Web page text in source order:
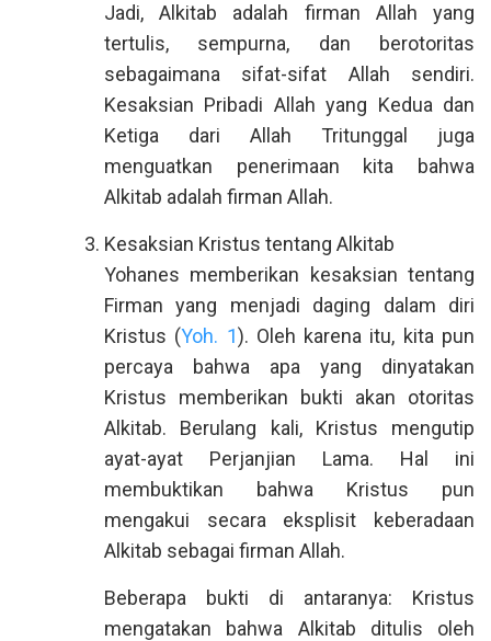
Jadi, Alkitab adalah firman Allah yang
tertulis, sempurna, dan berotoritas
sebagaimana sifat-sifat Allah sendiri.
Kesaksian Pribadi Allah yang Kedua dan
Ketiga dari Allah Tritunggal juga
menguatkan penerimaan kita bahwa
Alkitab adalah firman Allah.
Kesaksian Kristus tentang Alkitab
Yohanes memberikan kesaksian tentang
Firman yang menjadi daging dalam diri
Kristus (Yoh. 1). Oleh karena itu, kita pun
percaya bahwa apa yang dinyatakan
Kristus memberikan bukti akan otoritas
Alkitab. Berulang kali, Kristus mengutip
ayat-ayat Perjanjian Lama. Hal ini
membuktikan bahwa Kristus pun
mengakui secara eksplisit keberadaan
Alkitab sebagai firman Allah.
Beberapa bukti di antaranya: Kristus
mengatakan bahwa Alkitab ditulis oleh